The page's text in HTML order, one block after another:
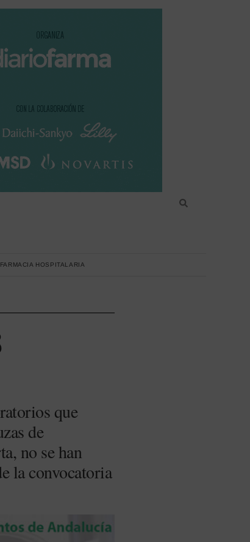
FARMACIA HOSPITALARIA
que
de
no se han
la convocatoria